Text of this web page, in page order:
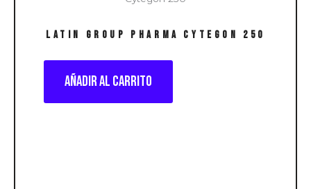
LATIN GROUP PHARMA Cytegon 250
Añadir al carrito